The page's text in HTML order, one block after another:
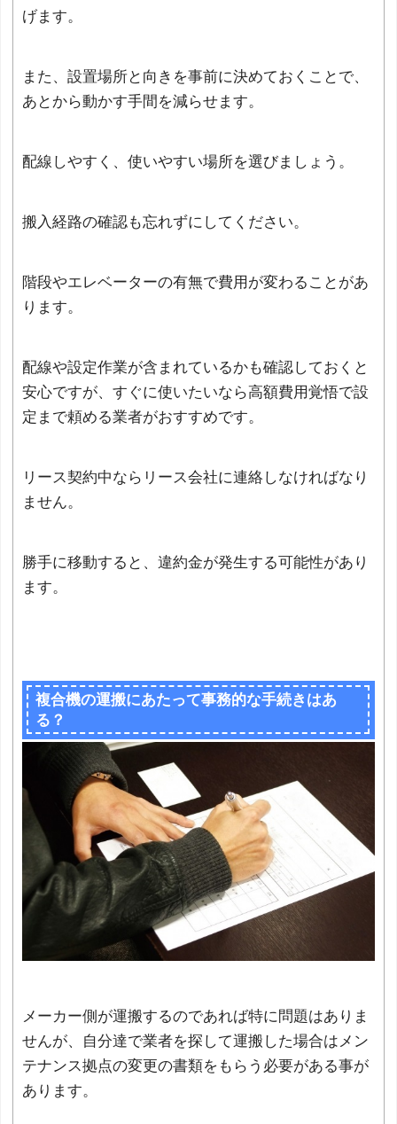
げます。
また、設置場所と向きを事前に決めておくことで、
あとから動かす手間を減らせます。
配線しやすく、使いやすい場所を選びましょう。
搬入経路の確認も忘れずにしてください。
階段やエレベーターの有無で費用が変わることがあ
ります。
配線や設定作業が含まれているかも確認しておくと
安心ですが、すぐに使いたいなら高額費用覚悟で設
定まで頼める業者がおすすめです。
リース契約中ならリース会社に連絡しなければなり
ません。
勝手に移動すると、違約金が発生する可能性があり
ます。
複合機の運搬にあたって事務的な手続きはあ
る？
メーカー側が運搬するのであれば特に問題はありま
せんが、自分達で業者を探して運搬した場合はメン
テナンス拠点の変更の書類をもらう必要がある事が
あります。